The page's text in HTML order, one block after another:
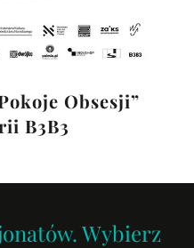
Obsesji”
B3B3
Wybierz